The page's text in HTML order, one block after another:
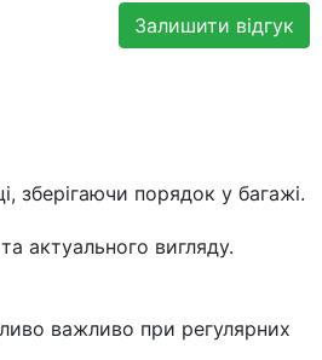
Залишити відгук
зберігаючи порядок у багажі.
актуального вигляду.
важливо при регулярних